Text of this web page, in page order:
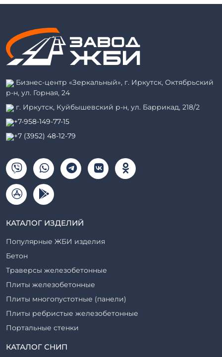
Бизнес-центр «Зеркальный», г. Иркутск, Октябрьский
р-н, ул. Горная, 24
г. Иркутск, Куйбышевский р-н, ул. Баррикад, 218/2
+7-958-149-77-15
+7 (3952) 48-12-79
КАТАЛОГ ИЗДЕЛИЙ
Популярные ЖБИ изделия
Бетон
Траверсы железобетонные
Плиты железобетонные
Плиты многопустотные (панели)
Плиты ребристые железобетонные
Портальные стенки
Прогоны железобетонные
КАТАЛОГ СНИП